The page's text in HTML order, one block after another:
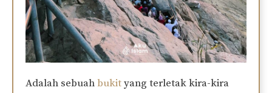
Adalah sebuahbukityang terletak kira-kira